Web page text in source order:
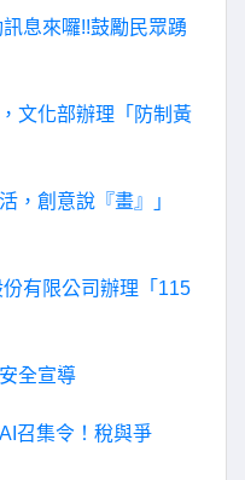
息來囉!!鼓勵民眾踴
文化部辦理「防制黃
，創意說『畫』」
有限公司辦理「115
全宣導
召集令！稅與爭